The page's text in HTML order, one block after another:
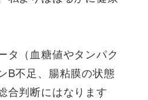
タ（血糖値やタンパク
B不足、腸粘膜の状態
合判断にはなります